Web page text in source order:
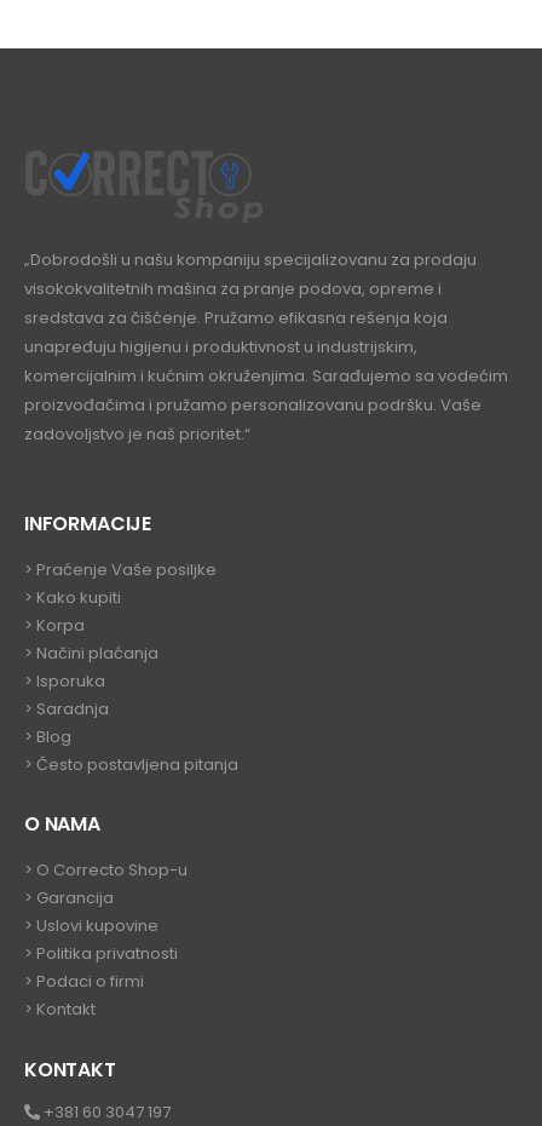
„Dobrodošli u našu kompaniju specijalizovanu za prodaju
visokokvalitetnih mašina za pranje podova, opreme i
sredstava za čišćenje. Pružamo efikasna rešenja koja
unapređuju higijenu i produktivnost u industrijskim,
komercijalnim i kućnim okruženjima. Sarađujemo sa vodećim
proizvođačima i pružamo personalizovanu podršku. Vaše
zadovoljstvo je naš prioritet.“
INFORMACIJE
> Praćenje Vaše posiljke
> Kako kupiti
> Korpa
> Načini plaćanja
> Isporuka
> Saradnja
> Blog
> Često postavljena pitanja
O NAMA
> O Correcto Shop-u
> Garancija
> Uslovi kupovine
> Politika privatnosti
> Podaci o firmi
> Kontakt
KONTAKT
+381 60 3047 197